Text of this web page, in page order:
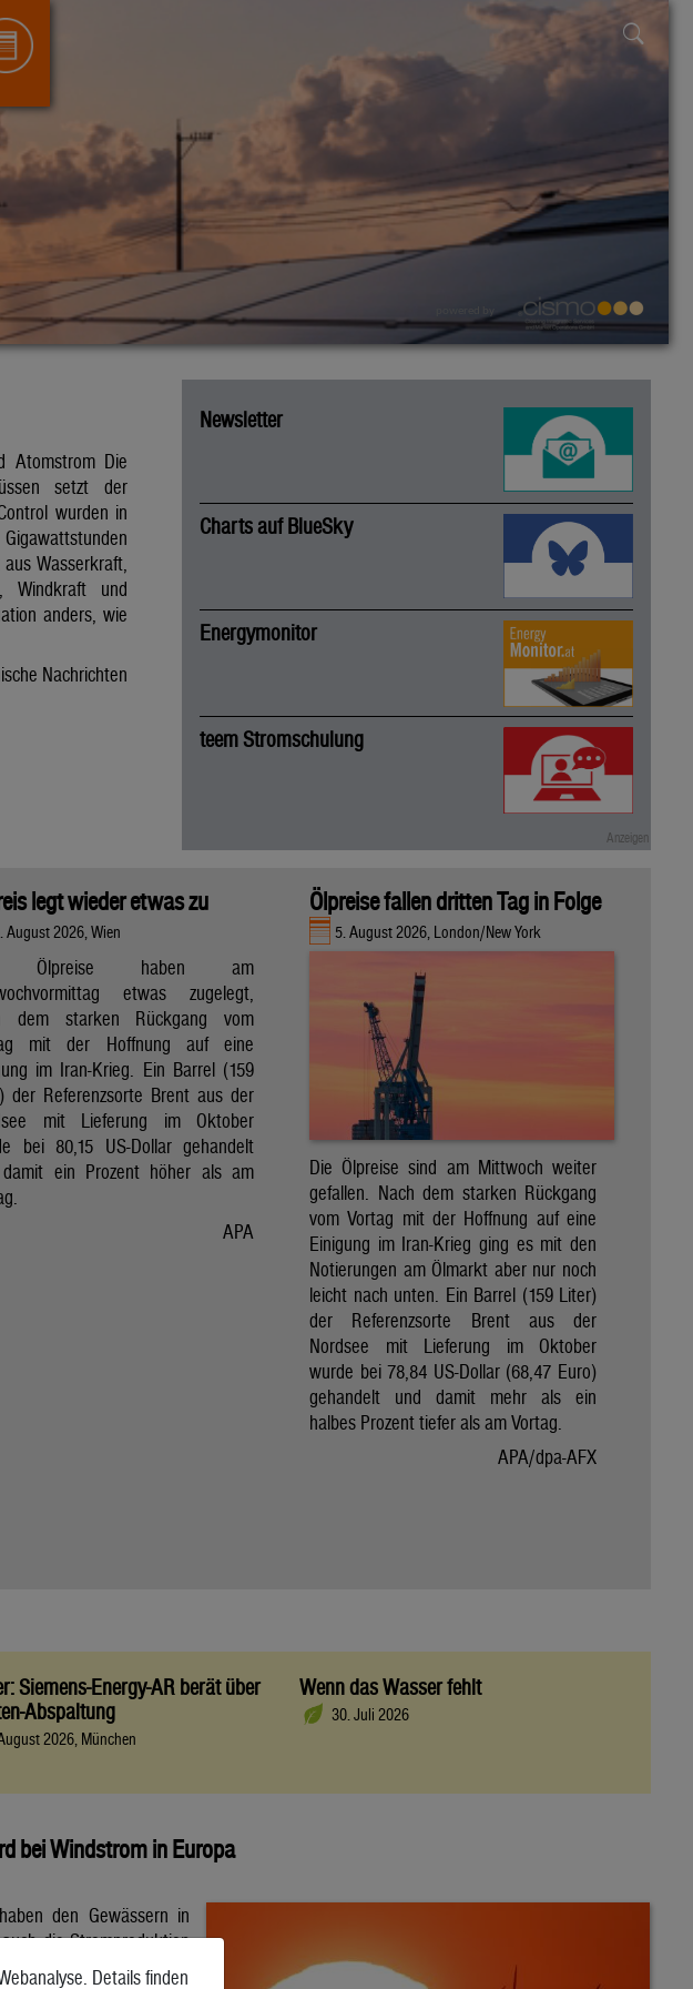
Atomstrom Die
setzt der
wurden in
Wasserkraft,
Windkraft und
anders, wie
Nachrichten
Newsletter
Charts auf BlueSky
Energymonitor
teem Stromschulung
legt wieder etwas zu
August 2026, Wien
Ölpreise haben am
etwas zugelegt,
dem starken Rückgang vom
mit der Hoffnung auf eine
im Iran-Krieg. Ein Barrel (159
der Referenzsorte Brent aus der
mit Lieferung im Oktober
bei 80,15 US-Dollar gehandelt
ein Prozent höher als am
APA
Ölpreise fallen dritten Tag in Folge
5. August 2026, London/New York
Die Ölpreise sind am Mittwoch weiter
gefallen. Nach dem starken Rückgang
vom Vortag mit der Hoffnung auf eine
Einigung im Iran-Krieg ging es mit den
Notierungen am Ölmarkt aber nur noch
leicht nach unten. Ein Barrel (159 Liter)
der Referenzsorte Brent aus der
Nordsee mit Lieferung im Oktober
wurde bei 78,84 US-Dollar (68,47 Euro)
gehandelt und damit mehr als ein
halbes Prozent tiefer als am Vortag.
APA/dpa-AFX
Siemens-Energy-AR berät über
Abspaltung
2026, München
Wenn das Wasser fehlt
30. Juli 2026
bei Windstrom in Europa
den Gewässern in
die Stromproduktion
Unterdessen
Details finden